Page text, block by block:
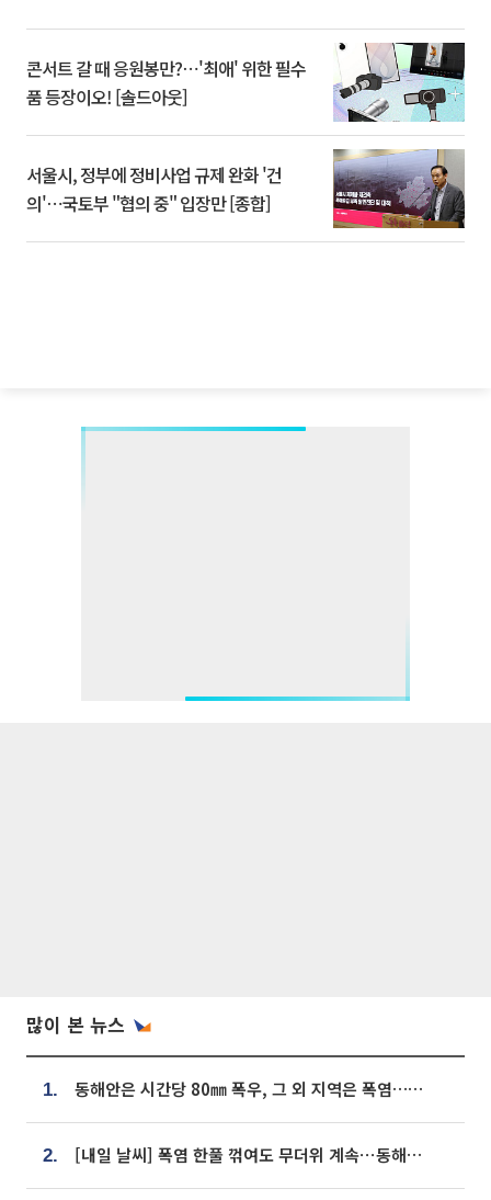
콘서트 갈 때 응원봉만?⋯'최애' 위한 필수
품 등장이오! [솔드아웃]
서울시, 정부에 정비사업 규제 완화 '건
의'⋯국토부 "협의 중" 입장만 [종합]
많이 본 뉴스
1. 동해안은 시간당 80㎜ 폭우, 그 외 지역은 폭염…‘극과 극 날씨’
2. [내일 날씨] 폭염 한풀 꺾여도 무더위 계속⋯동해안 이틀 연속 비